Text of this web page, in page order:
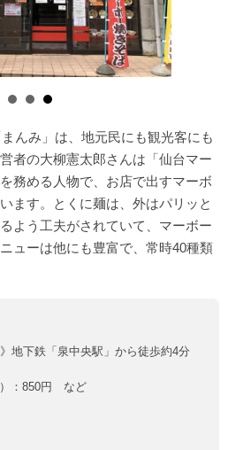
んみ」は、地元民にも観光客にも
者の大柳憲太郎さんは「仙台マー
務める人物で、お店で出すマーボ
ます。とくに麺は、外はパリッと
よう工夫がされていて、マーボー
ューは他にも豊富で、常時40種類
地下鉄「泉中央駅」から徒歩約4分
）：850円 など